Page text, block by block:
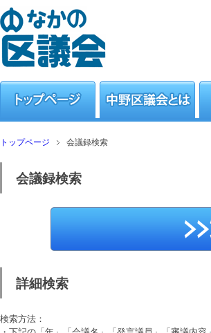
トップページ 会議録検索
会議録検索
詳細検索
検索方法：